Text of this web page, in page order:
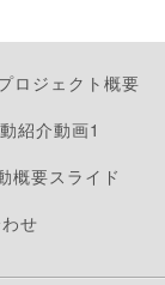
ロジェクト概要
紹介動画1
概要スライド
せ